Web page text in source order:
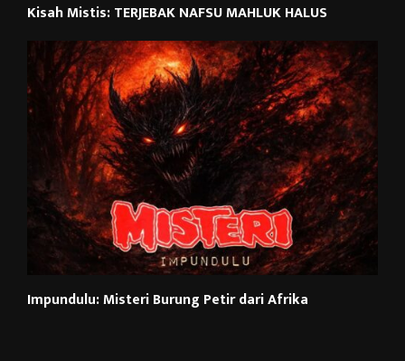
Kisah Mistis: TERJEBAK NAFSU MAHLUK HALUS
Impundulu: Misteri Burung Petir dari Afrika